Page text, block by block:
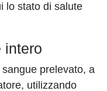
lo stato di salute
intero
prelevato, a
utilizzando